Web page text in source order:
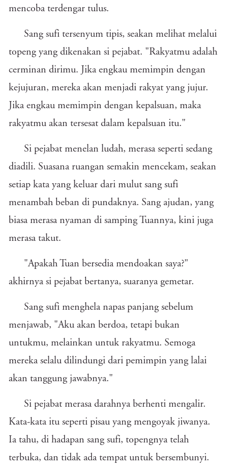
mencoba terdengar tulus.
Sang sufi tersenyum tipis, seakan melihat melalui
topeng yang dikenakan si pejabat. "Rakyatmu adalah
cerminan dirimu. Jika engkau memimpin dengan
kejujuran, mereka akan menjadi rakyat yang jujur.
Jika engkau memimpin dengan kepalsuan, maka
rakyatmu akan tersesat dalam kepalsuan itu."
Si pejabat menelan ludah, merasa seperti sedang
diadili. Suasana ruangan semakin mencekam, seakan
setiap kata yang keluar dari mulut sang sufi
menambah beban di pundaknya. Sang ajudan, yang
biasa merasa nyaman di samping Tuannya, kini juga
merasa takut.
"Apakah Tuan bersedia mendoakan saya?"
akhirnya si pejabat bertanya, suaranya gemetar.
Sang sufi menghela napas panjang sebelum
menjawab, "Aku akan berdoa, tetapi bukan
untukmu, melainkan untuk rakyatmu. Semoga
mereka selalu dilindungi dari pemimpin yang lalai
akan tanggung jawabnya."
Si pejabat merasa darahnya berhenti mengalir.
Kata-kata itu seperti pisau yang mengoyak jiwanya.
Ia tahu, di hadapan sang sufi, topengnya telah
terbuka, dan tidak ada tempat untuk bersembunyi.